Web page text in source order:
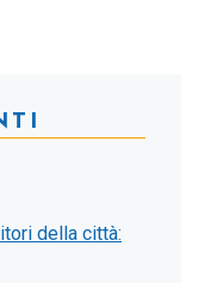
della città: